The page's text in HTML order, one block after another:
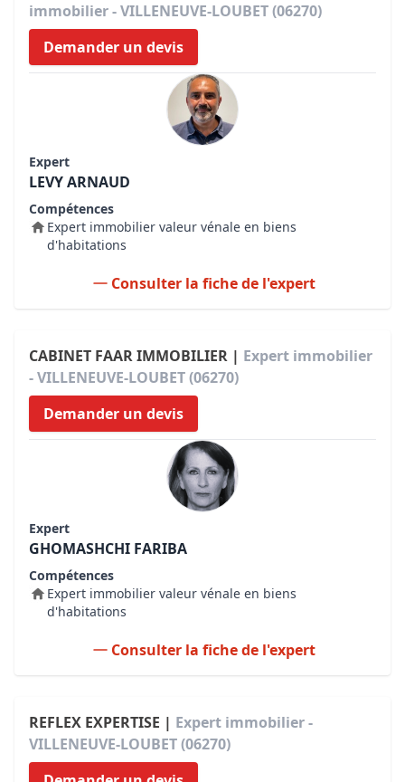
immobilier - VILLENEUVE-LOUBET (06270)
Demander un devis
Expert
LEVY ARNAUD
Compétences
Expert immobilier valeur vénale en biens
d'habitations
Consulter la fiche de l'expert
CABINET FAAR IMMOBILIER | Expert immobilier
- VILLENEUVE-LOUBET (06270)
Demander un devis
Expert
GHOMASHCHI FARIBA
Compétences
Expert immobilier valeur vénale en biens
d'habitations
Consulter la fiche de l'expert
REFLEX EXPERTISE | Expert immobilier -
VILLENEUVE-LOUBET (06270)